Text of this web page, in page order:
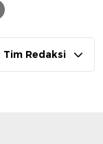
Tim Redaksi